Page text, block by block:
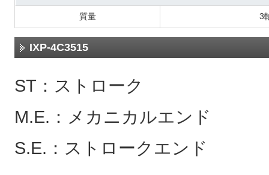
質量 3
IXP-4C3515
ST：ストローク
M.E.：メカニカルエンド
S.E.：ストロークエンド